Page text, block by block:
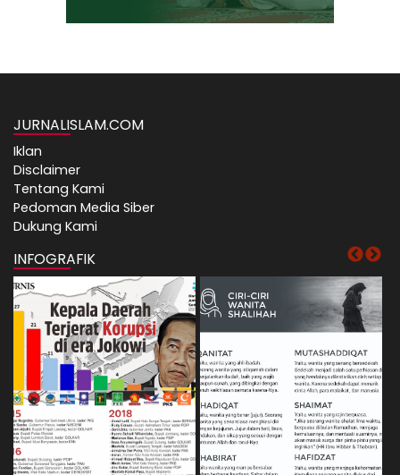
JURNALISLAM.COM
Iklan
Disclaimer
Tentang Kami
Pedoman Media Siber
Dukung Kami
INFOGRAFIK